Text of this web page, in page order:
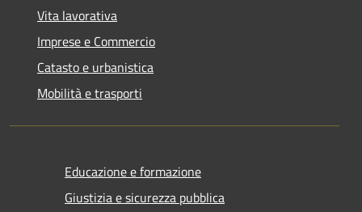
Vita lavorativa
Imprese e Commercio
Catasto e urbanistica
Mobilità e trasporti
Educazione e formazione
Giustizia e sicurezza pubblica